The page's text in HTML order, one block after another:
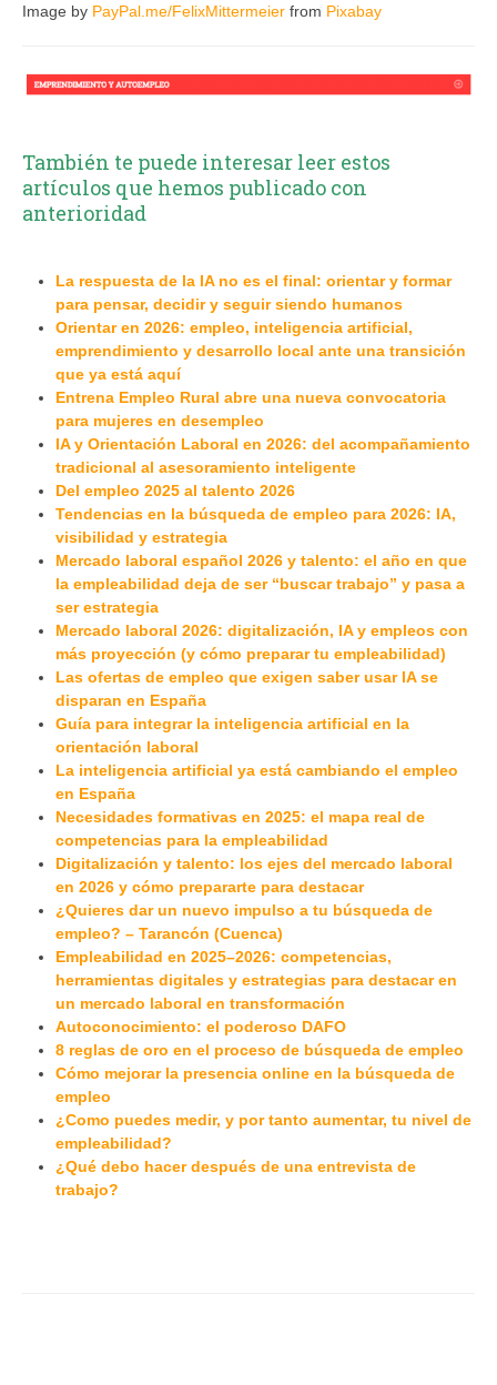
Image by PayPal.me/FelixMittermeier from Pixabay
También te puede interesar leer estos
artículos que hemos publicado con
anterioridad
La respuesta de la IA no es el final: orientar y formar
para pensar, decidir y seguir siendo humanos
Orientar en 2026: empleo, inteligencia artificial,
emprendimiento y desarrollo local ante una transición
que ya está aquí
Entrena Empleo Rural abre una nueva convocatoria
para mujeres en desempleo
IA y Orientación Laboral en 2026: del acompañamiento
tradicional al asesoramiento inteligente
Del empleo 2025 al talento 2026
Tendencias en la búsqueda de empleo para 2026: IA,
visibilidad y estrategia
Mercado laboral español 2026 y talento: el año en que
la empleabilidad deja de ser “buscar trabajo” y pasa a
ser estrategia
Mercado laboral 2026: digitalización, IA y empleos con
más proyección (y cómo preparar tu empleabilidad)
Las ofertas de empleo que exigen saber usar IA se
disparan en España
Guía para integrar la inteligencia artificial en la
orientación laboral
La inteligencia artificial ya está cambiando el empleo
en España
Necesidades formativas en 2025: el mapa real de
competencias para la empleabilidad
Digitalización y talento: los ejes del mercado laboral
en 2026 y cómo prepararte para destacar
¿Quieres dar un nuevo impulso a tu búsqueda de
empleo? – Tarancón (Cuenca)
Empleabilidad en 2025–2026: competencias,
herramientas digitales y estrategias para destacar en
un mercado laboral en transformación
Autoconocimiento: el poderoso DAFO
8 reglas de oro en el proceso de búsqueda de empleo
Cómo mejorar la presencia online en la búsqueda de
empleo
¿Como puedes medir, y por tanto aumentar, tu nivel de
empleabilidad?
¿Qué debo hacer después de una entrevista de
trabajo?